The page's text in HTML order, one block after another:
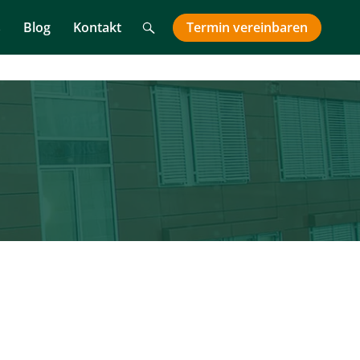
Blog Kontakt SucheTermin vereinbaren